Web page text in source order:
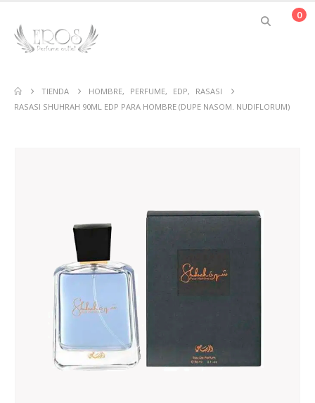
0
TIENDA HOMBRE, PERFUME, EDP,
RASASI
RASASI SHUHRAH 90ML EDP PARA HOMBRE (DUPE NASOM. NUDIFLORUM)